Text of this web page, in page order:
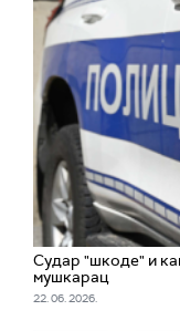
Судар "шкоде" и
мушкарац
22. 06. 2026.